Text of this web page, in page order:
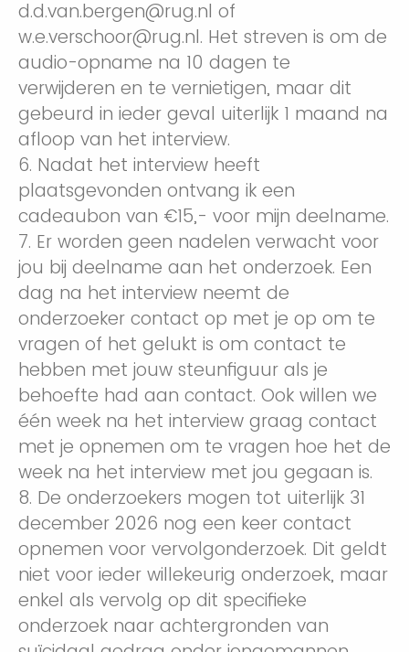
d.d.van.bergen@rug.nl of
w.e.verschoor@rug.nl. Het streven is om de
audio-opname na 10 dagen te
verwijderen en te vernietigen, maar dit
gebeurd in ieder geval uiterlijk 1 maand na
afloop van het interview.
6. Nadat het interview heeft
plaatsgevonden ontvang ik een
cadeaubon van €15,- voor mijn deelname.
7. Er worden geen nadelen verwacht voor
jou bij deelname aan het onderzoek. Een
dag na het interview neemt de
onderzoeker contact op met je op om te
vragen of het gelukt is om contact te
hebben met jouw steunfiguur als je
behoefte had aan contact. Ook willen we
één week na het interview graag contact
met je opnemen om te vragen hoe het de
week na het interview met jou gegaan is.
8. De onderzoekers mogen tot uiterlijk 31
december 2026 nog een keer contact
opnemen voor vervolgonderzoek. Dit geldt
niet voor ieder willekeurig onderzoek, maar
enkel als vervolg op dit specifieke
onderzoek naar achtergronden van